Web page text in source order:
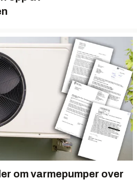
om varmepumper over